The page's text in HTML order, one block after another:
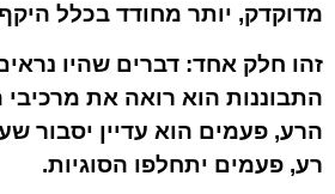
מדוקדק, יותר מחודד בכלל
זהו חלק אחד: דברים שהיו
התבוננות הוא רואה את מרכיבי
הרע, פעמים הוא עדיין יסבור
רע, פעמים יתחלפו הסוגיות.